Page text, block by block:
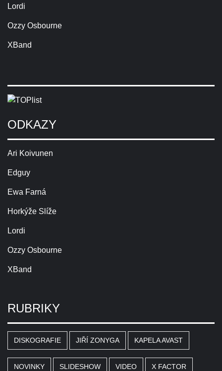
Lordi
Ozzy Osbourne
XBand
ODKAZY
Ari Koivunen
Edguy
Ewa Farná
Horkýže Slíže
Lordi
Ozzy Osbourne
XBand
RUBRIKY
DISKOGRAFIE JIŘÍ ZONYGA KAPELA AVAST
NOVINKY SLIDESHOW VIDEO X FACTOR